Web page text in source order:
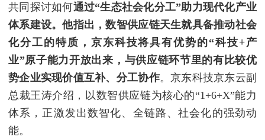
共同探讨如何通过“生态社会化分工”助力现代化产业
体系建设。他指出，数智供应链天生就具备推动社会
化分工的特质，京东科技将具有优势的“科技+产
业”原子能力开放出来，与供应链环节里的有比较优
势企业实现价值互补、分工协作。京东科技京东云副
总裁王涛介绍，以数智供应链为核心的“1+6+X”能力
体系，正激发出数智化、全链路、社会化的强劲动
能。